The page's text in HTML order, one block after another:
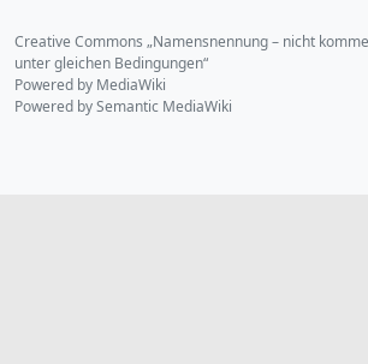
Creative Commons „Namensnennung – nicht
unter gleichen Bedingungen“
Powered by MediaWiki
Powered by Semantic MediaWiki